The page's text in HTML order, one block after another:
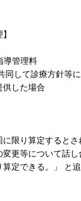
導管理料
同して診療方針等
供した場合
に限り算定すると
変更等について話
定できる。」 と追